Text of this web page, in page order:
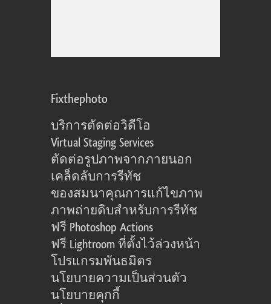
Fixthephoto
บริการตัดต่อวิดีโอ
Virtual Staging Services
ตัดต่อรูปภาพจากภายนอก
เคล็ดลับการรีทัช
ของสมนาคุณการแก้ไขภาพ
ภาพถ่ายดิบสำหรับการรีทัช
ฟรี Photoshop Actions
ฟรี Lightroom ที่ตั้งไว้ล่วงหน้า
โปรแกรมพันธมิตร
นโยบายความเป็นส่วนตัว
นโยบายคุกกี้